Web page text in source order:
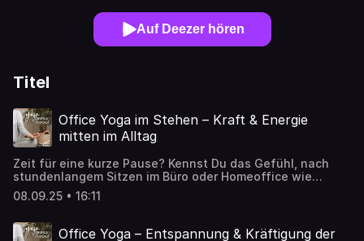
Auf Deezer hören
Titel
Office Yoga im Stehen – Kraft & Energie
mitten im Alltag
Zeit für eine kurze Pause? Kennst Du das Gefühl, nach
stundenlangem Sitzen im Büro oder Homeoffice wie
„festgeklebt“ zu sein? Die Schultern sind verspannt, die
Gedanken träge, die Energie irgendwie … weg? Dann
ohne Umziehen, mitten im Alltag. 🙏 Unsere Audio-
08.09.25 • 16:11
Office Yoga – Entspannung & Kräftigung der